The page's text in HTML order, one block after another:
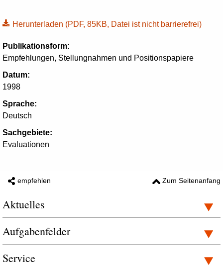
Herunterladen (PDF, 85KB, Datei ist nicht barrierefrei)
Publikationsform:
Empfehlungen, Stellungnahmen und Positionspapiere
Datum:
1998
Sprache:
Deutsch
Sachgebiete:
Evaluationen
empfehlen Zum Seitenanfang
Aktuelles
Aufgabenfelder
Service